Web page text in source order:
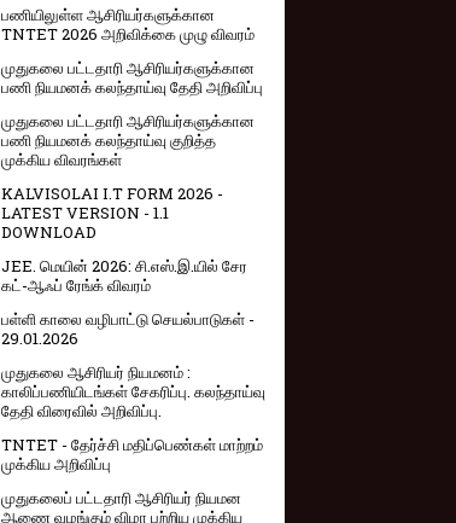
பணியிலுள்ள ஆசிரியர்களுக்கான
TNTET 2026 அறிவிக்கை முழு விவரம்
முதுகலை பட்டதாரி ஆசிரியர்களுக்கான
பணி நியமனக் கலந்தாய்வு தேதி அறிவிப்பு
முதுகலை பட்டதாரி ஆசிரியர்களுக்கான
பணி நியமனக் கலந்தாய்வு குறித்த
முக்கிய விவரங்கள்
KALVISOLAI I.T FORM 2026 -
LATEST VERSION - 1.1
DOWNLOAD
JEE. மெயின் 2026: சி.எஸ்.இ.யில் சேர
கட்-ஆஃப் ரேங்க் விவரம்
பள்ளி காலை வழிபாட்டு செயல்பாடுகள் -
29.01.2026
முதுகலை ஆசிரியர் நியமனம் :
காலிப்பணியிடங்கள் சேகரிப்பு. கலந்தாய்வு
தேதி விரைவில் அறிவிப்பு.
TNTET - தேர்ச்சி மதிப்பெண்கள் மாற்றம்
முக்கிய அறிவிப்பு
முதுகலைப் பட்டதாரி ஆசிரியர் நியமன
ஆணை வழங்கும் விழா பற்றிய முக்கிய